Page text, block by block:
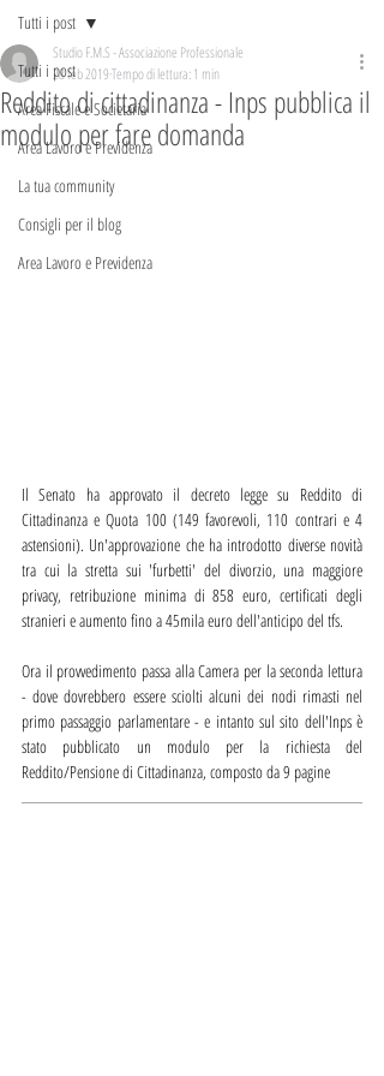
Tutti i post
Area Fiscale e Societaria
Area Lavoro e Previdenza
La tua community
Consigli per il blog
Area Lavoro e Previdenza
Tutti i post
Reddito di cittadinanza - Inps pubblica il
modulo per fare domanda
Studio F.M.S - Associazione Professionale
28 feb 2019Tempo di lettura: 1 min
Il Senato ha approvato il decreto legge su Reddito di
Cittadinanza e Quota 100 (149 favorevoli, 110 contrari e 4
astensioni). Un'approvazione che ha introdotto diverse novità
tra cui la stretta sui 'furbetti' del divorzio, una maggiore
privacy, retribuzione minima di 858 euro, certificati degli
stranieri e aumento fino a 45mila euro dell'anticipo del tfs.
Ora il provvedimento passa alla Camera per la seconda lettura
- dove dovrebbero essere sciolti alcuni dei nodi rimasti nel
primo passaggio parlamentare - e intanto sul sito dell'Inps è
stato pubblicato un modulo per la richiesta del
Reddito/Pensione di Cittadinanza, composto da 9 pagine